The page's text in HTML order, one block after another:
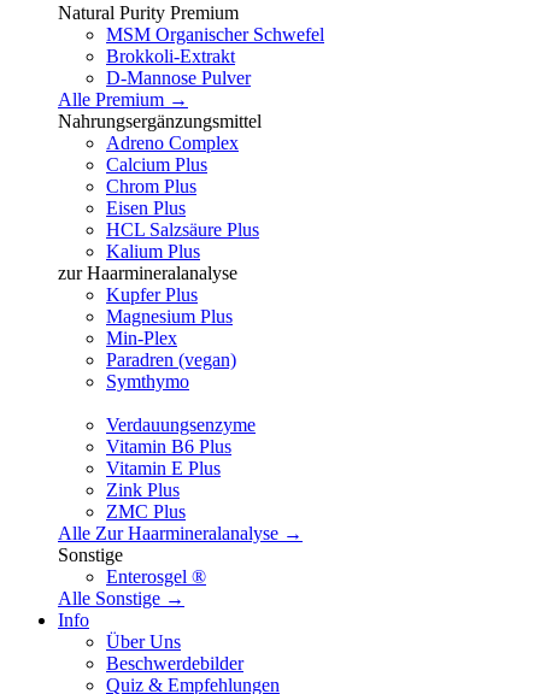
Natural Purity Premium
MSM Organischer Schwefel
Brokkoli-Extrakt
D-Mannose Pulver
Alle Premium →
Nahrungsergänzungsmittel
Adreno Complex
Calcium Plus
Chrom Plus
Eisen Plus
HCL Salzsäure Plus
Kalium Plus
zur Haarmineralanalyse
Kupfer Plus
Magnesium Plus
Min-Plex
Paradren (vegan)
Symthymo
Verdauungsenzyme
Vitamin B6 Plus
Vitamin E Plus
Zink Plus
ZMC Plus
Alle Zur Haarmineralanalyse →
Sonstige
Enterosgel ®
Alle Sonstige →
Info
Über Uns
Beschwerdebilder
Quiz & Empfehlungen